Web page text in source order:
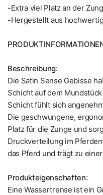
-Extra viel Platz an der
-Hergestellt aus
Beschreibung:
Die Satin Sense Gebisse
Schicht auf dem
Schicht fühlt sich
Die geschwungene,
Platz für die Zunge und
Druckverteilung im
das Pferd und trägt zu
Produkteigenschaften:
Eine Wassertrense ist ein